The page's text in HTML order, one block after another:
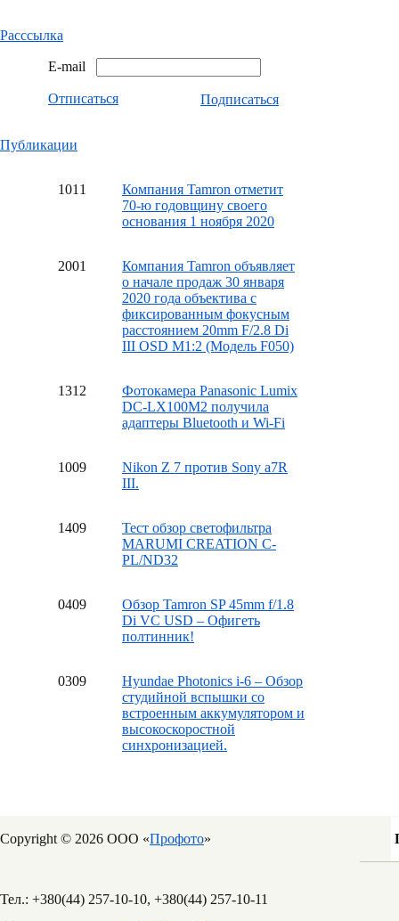
Расссылка
E-mail
Отписаться Подписаться
Публикации
1011
Компания Tamron отметит
70-ю годовщину своего
основания 1 ноября 2020
2001
Компания Tamron объявляет
о начале продаж 30 января
2020 года объектива с
фиксированным фокусным
расстоянием 20mm F/2.8 Di
III OSD M1:2 (Модель F050)
1312
Фотокамера Panasonic Lumix
DC-LX100M2 получила
адаптеры Bluetooth и Wi-Fi
1009
Nikon Z 7 против Sony a7R
III.
1409
Тест обзор светофильтра
MARUMI CREATION C-
PL/ND32
0409
Обзор Tamron SP 45mm f/1.8
Di VC USD – Офигеть
полтинник!
0309
Hyundae Photonics i-6 – Обзор
студийной вспышки со
встроенным аккумулятором и
высокоскоростной
синхронизацией.
Copyright © 2026 ООО «Профото»
Тел.: +380(44) 257-10-10, +380(44) 257-10-11